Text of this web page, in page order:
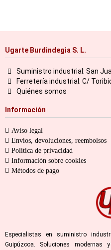
Ugarte Burdindegia S. L.
Suministro industrial: San
Ferretería industrial: C/
Quiénes somos
Información
Aviso legal
Envíos, devoluciones, reembolsos
Política de privacidad
Información sobre cookies
Métodos de pago
Especialistas en suministro
Guipúzcoa. Soluciones modernas